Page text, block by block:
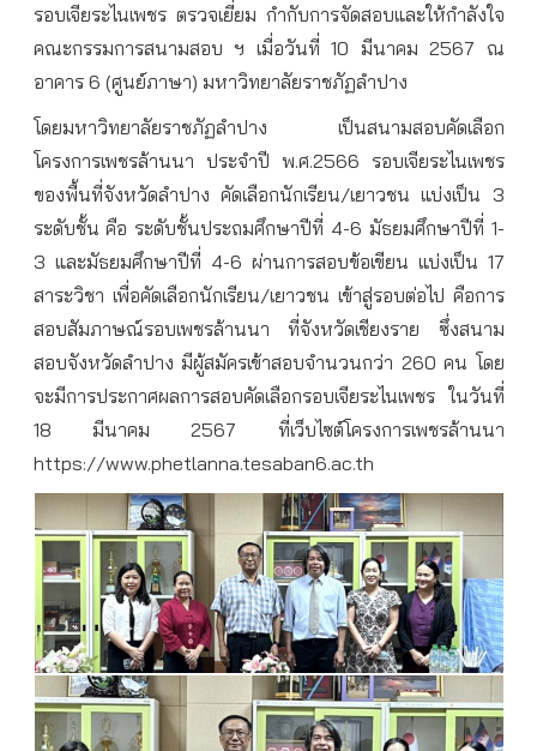
รอบเจียระไนเพชร ตรวจเยี่ยม กำกับการจัดสอบและให้กำลังใจ
คณะกรรมการสนามสอบ ฯ เมื่อวันที่ 10 มีนาคม 2567 ณ
อาคาร 6 (ศูนย์ภาษา) มหาวิทยาลัยราชภัฏลำปาง
โดยมหาวิทยาลัยราชภัฏลำปาง เป็นสนามสอบคัดเลือก
โครงการเพชรล้านนา ประจำปี พ.ศ.2566 รอบเจียระไนเพชร
ของพื้นที่จังหวัดลำปาง คัดเลือกนักเรียน/เยาวชน แบ่งเป็น 3
ระดับชั้น คือ ระดับชั้นประถมศึกษาปีที่ 4-6 มัธยมศึกษาปีที่ 1-
3 และมัธยมศึกษาปีที่ 4-6 ผ่านการสอบข้อเขียน แบ่งเป็น 17
สาระวิชา เพื่อคัดเลือกนักเรียน/เยาวชน เข้าสู่รอบต่อไป คือการ
สอบสัมภาษณ์รอบเพชรล้านนา ที่จังหวัดเชียงราย ซึ่งสนาม
สอบจังหวัดลำปาง มีผู้สมัครเข้าสอบจำนวนกว่า 260 คน โดย
จะมีการประกาศผลการสอบคัดเลือกรอบเจียระไนเพชร ในวันที่
18 มีนาคม 2567 ที่เว็บไซต์โครงการเพชรล้านนา
https://www.phetlanna.tesaban6.ac.th